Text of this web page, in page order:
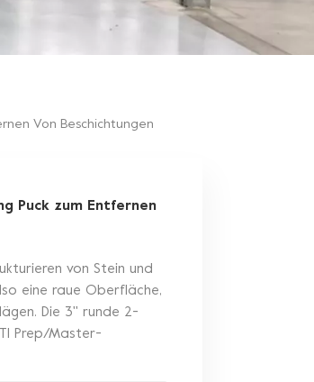
Von Beschichtungen
Puck zum Entfernen
von Stein und
eine raue Oberfläche,
Die 3'' runde 2-
Prep/Master-